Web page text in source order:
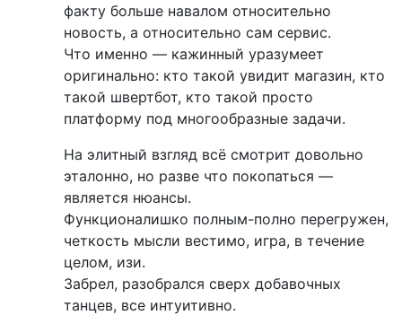
факту больше навалом относительно
новость, а относительно сам сервис.
Что именно — кажинный уразумеет
оригинально: кто такой увидит магазин, кто
такой швертбот, кто такой просто
платформу под многообразные задачи.
На элитный взгляд всё смотрит довольно
эталонно, но разве что покопаться —
является нюансы.
Функционалишко полным-полно перегружен,
четкость мысли вестимо, игра, в течение
целом, изи.
Забрел, разобрался сверх добавочных
танцев, все интуитивно.